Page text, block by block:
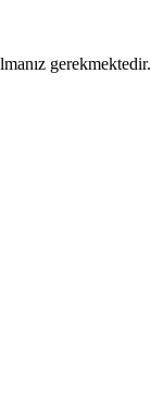
gerekmektedir.